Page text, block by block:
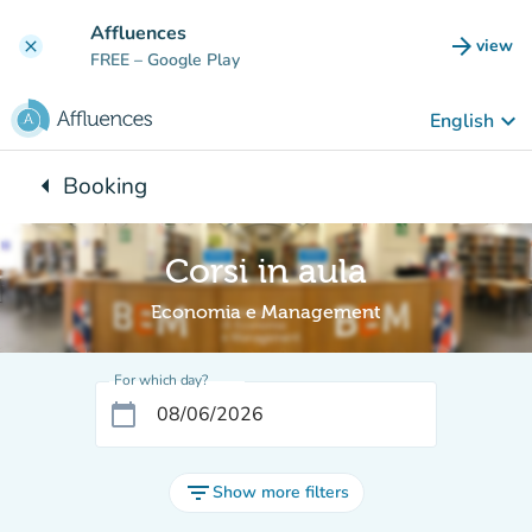
clear Affluences
FREE – Google Play arrow_forward view
(new
English keyboard_arrow_down
arrow_leftBack to:
Booking
Corsi in aula
Economia e Management
For which day?
calendar_today
filter_listShow more filters